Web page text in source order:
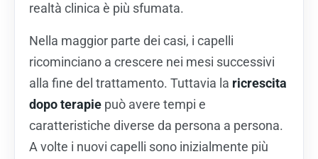
realtà clinica è più sfumata.
Nella maggior parte dei casi, i capelli
ricominciano a crescere nei mesi successivi
alla fine del trattamento. Tuttavia la ricrescita
dopo terapie può avere tempi e
caratteristiche diverse da persona a persona.
A volte i nuovi capelli sono inizialmente più